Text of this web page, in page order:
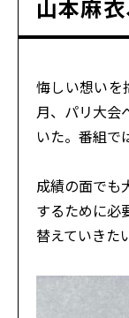
山本麻
悔しい想いを
月、パリ大会
いた。番組で
成績の面でも
するために必
替えていきた